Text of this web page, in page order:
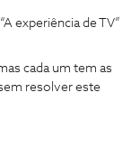
experiência de TV”
cada um tem as
resolver este